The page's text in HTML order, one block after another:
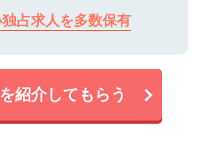
占求人を多数保有
紹介してもらう